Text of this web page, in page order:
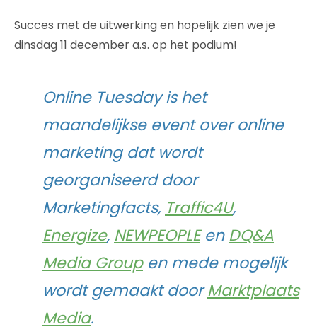
Succes met de uitwerking en hopelijk zien we je
dinsdag 11 december a.s. op het podium!
Online Tuesday is het
maandelijkse event over online
marketing dat wordt
georganiseerd door
Marketingfacts, Traffic4U,
Energize,NEWPEOPLEenDQ&A
Media Groupen mede mogelijk
wordt gemaakt doorMarktplaats
Media.